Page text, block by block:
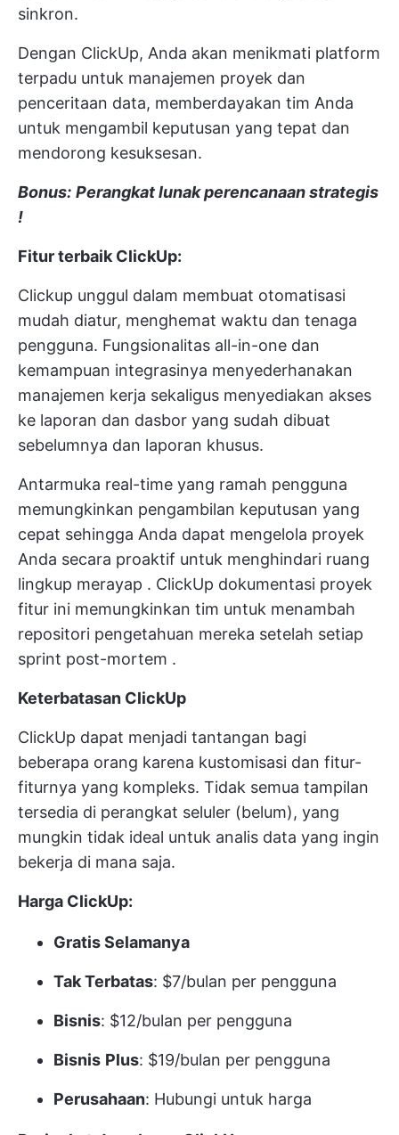
sinkron.
Dengan ClickUp, Anda akan menikmati platform
terpadu untuk manajemen proyek dan
penceritaan data, memberdayakan tim Anda
untuk mengambil keputusan yang tepat dan
mendorong kesuksesan.
Bonus: Perangkat lunak perencanaan strategis
!
Fitur terbaik ClickUp:
Clickup unggul dalam membuat otomatisasi
mudah diatur, menghemat waktu dan tenaga
pengguna. Fungsionalitas all-in-one dan
kemampuan integrasinya menyederhanakan
manajemen kerja sekaligus menyediakan akses
ke laporan dan dasbor yang sudah dibuat
sebelumnya dan laporan khusus.
Antarmuka real-time yang ramah pengguna
memungkinkan pengambilan keputusan yang
cepat sehingga Anda dapat mengelola proyek
Anda secara proaktif untuk menghindari ruang
lingkup merayap . ClickUp dokumentasi proyek
fitur ini memungkinkan tim untuk menambah
repositori pengetahuan mereka setelah setiap
sprint post-mortem .
Keterbatasan ClickUp
ClickUp dapat menjadi tantangan bagi
beberapa orang karena kustomisasi dan fitur-
fiturnya yang kompleks. Tidak semua tampilan
tersedia di perangkat seluler (belum), yang
mungkin tidak ideal untuk analis data yang ingin
bekerja di mana saja.
Harga ClickUp:
Gratis Selamanya
Tak Terbatas: $7/bulan per pengguna
Bisnis: $12/bulan per pengguna
Bisnis Plus: $19/bulan per pengguna
Perusahaan: Hubungi untuk harga